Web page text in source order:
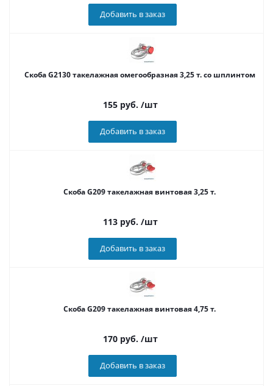
Добавить в заказ
Cкоба G2130 такелажная омегообразная 3,25 т. со шплинтом
155 руб. /шт
Добавить в заказ
Скоба G209 такелажная винтовая 3,25 т.
113 руб. /шт
Добавить в заказ
Скоба G209 такелажная винтовая 4,75 т.
170 руб. /шт
Добавить в заказ